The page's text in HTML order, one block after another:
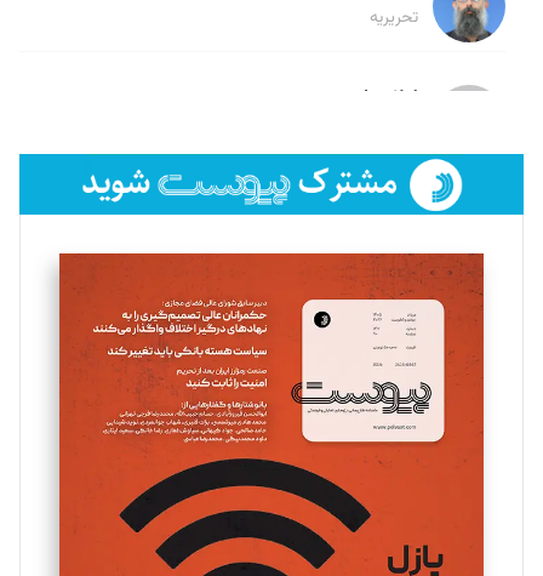
تحریریه
لیلا حنارود
فائزه فتحی رستمی
تحریریه
سروش کرمیان
تحریریه
مینا پاکدل
یسنا امان‌پور